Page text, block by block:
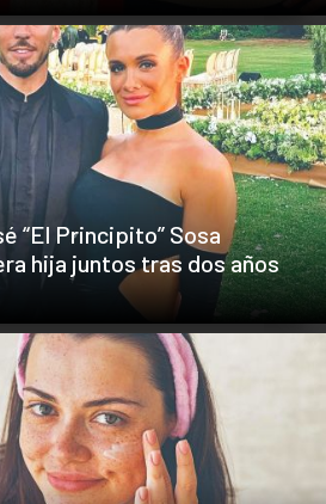
“El Principito” Sosa
hija juntos tras dos años